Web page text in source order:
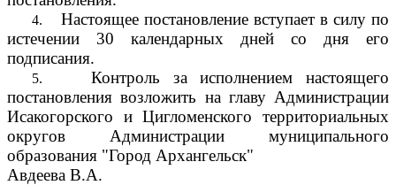
4.
Настоящее постановление вступает в силу по
истечении 30 календарных дней со дня его
подписания.
5.
Контроль за исполнением настоящего
постановления возложить на главу Администрации
Исакогорского и Цигломенского территориальных
округов Администрации муниципального
образования "Город Архангельск"
Авдеева В.А.